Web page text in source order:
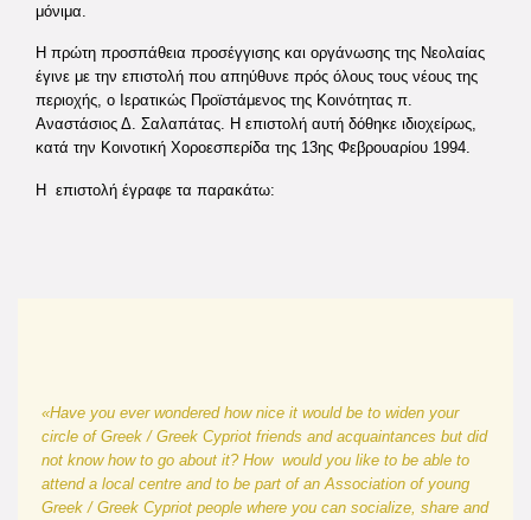
μόνιμα.
Η πρώτη προσπάθεια προσέγγισης και οργάνωσης της Νεολαίας
έγινε με την επιστολή που απηύθυνε πρός όλους τους νέους της
περιοχής, ο Ιερατικώς Προϊστάμενος της Κοινότητας π.
Αναστάσιος Δ. Σαλαπάτας. Η επιστολή αυτή δόθηκε ιδιοχείρως,
κατά την Κοινοτική Χοροεσπερίδα της 13ης Φεβρουαρίου 1994.
Η επιστολή έγραφε τα παρακάτω:
«Have you ever wondered how nice it would be to widen your
circle of Greek / Greek Cypriot friends and acquaintances but did
not know how to go about it? How would you like to be able to
attend a local centre and to be part of an Association of young
Greek / Greek Cypriot people where you can socialize, share and